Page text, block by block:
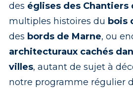
des églises des Chantiers
multiples histoires du bois
des bords de Marne, ou
architecturaux cachés
villes, autant de sujet à
notre programme régulier